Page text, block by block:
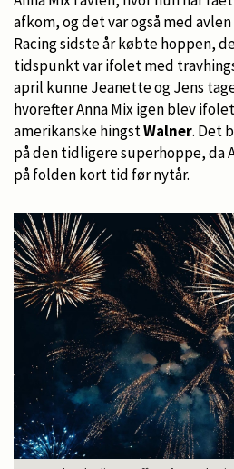
afkom, og det var også med
Racing sidste år købte hoppen,
tidspunkt var ifolet med
april kunne Jeanette og Jens
hvorefter Anna Mix igen blev
amerikanske hingstWalner. Det
på den tidligere superhoppe, da
på folden kort tid før nytår.